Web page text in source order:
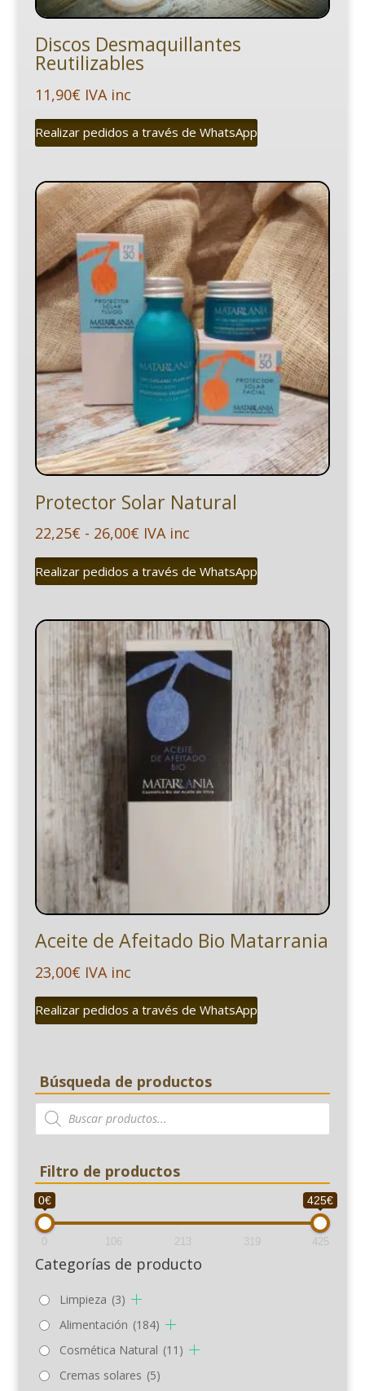
Discos Desmaquillantes
Reutilizables
11,90€ IVA inc
Realizar pedidos a través de WhatsApp
Protector Solar Natural
22,25€ - 26,00€Rango
de
precios:
22,25€
hasta
26,00€
IVA inc
Realizar pedidos a través de WhatsApp
Aceite de Afeitado Bio Matarrania
23,00€ IVA inc
Realizar pedidos a través de WhatsApp
Búsqueda de productos
Búsqueda
de
productos
Filtro de productos
0€ 425€
0 106 213 319 425
Categorías de producto
Limpieza (3)
Alimentación (184)
Cosmética Natural (11)
Cremas solares (5)